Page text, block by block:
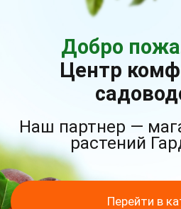
Добро
Центр
Наш партнер —
растений
Перейти в